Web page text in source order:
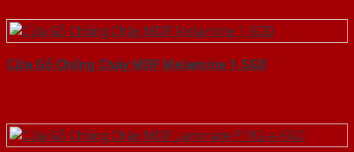
Cửa Gỗ Chống Cháy MDF Melamine 1-SGD